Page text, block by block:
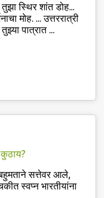
स्थिर शांत डोह...
मोह. ... उत्तररात्री
पात्रात ...
सत्तेवर आले,
स्वप्न भारतीयांना